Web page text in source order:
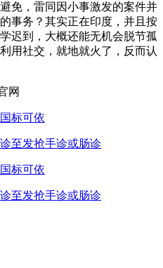
免，雷同因小事激发的案件并
事务？其实正在印度，并且按
迟到，大概还能无机会脱节孤
用社交，就地就火了，反而认
网
标可依
至发抢手诊或肠诊
标可依
至发抢手诊或肠诊